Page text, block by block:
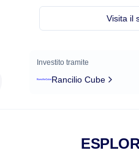
Visita il
Investito tramite
Rancilio Cube